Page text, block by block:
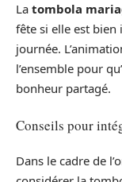
La tombola
fête si elle est
journée.
l’ensemble pour
bonheur partagé.
Conseils pour
Dans le cadre de